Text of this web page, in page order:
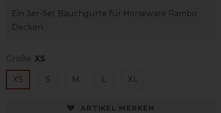
Ein 3er-Set Bauchgurte für Horseware Rambo
Decken
Größe: XS
XS S M L XL
ARTIKEL MERKEN